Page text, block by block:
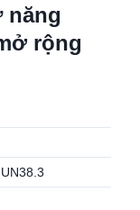
năng
rộng